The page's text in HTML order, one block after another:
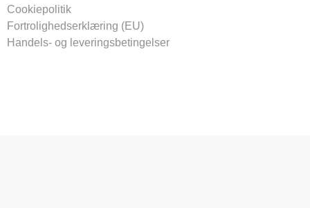
Cookiepolitik
Fortrolighedserklæring (EU)
Handels- og leveringsbetingelser